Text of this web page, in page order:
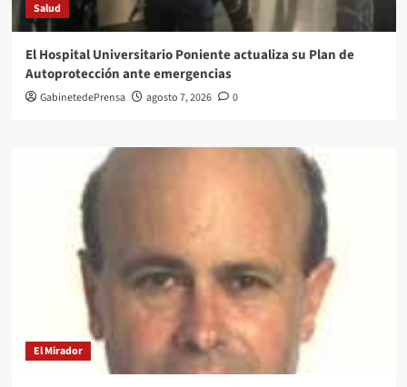
Salud
El Hospital Universitario Poniente actualiza su Plan de
Autoprotección ante emergencias
GabinetedePrensa agosto 7, 2026 0
El Mirador